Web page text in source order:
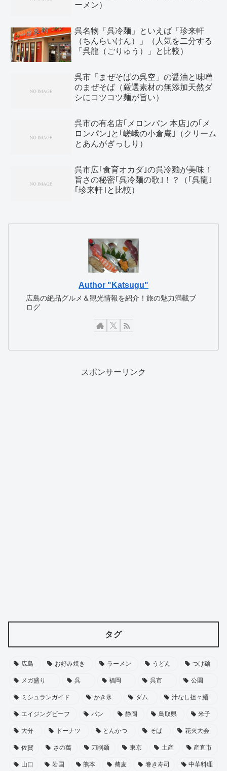
ーメン）
呉名物「呉冷麺」といえば「珍来軒
（ちんらいけん）」（人気を二分する
「呉龍（ごりゅう）」と比較）
呉市「まぜそばの呉空」の醤油と味噌
のまぜそば（厳選素材の無添加天然ダ
シにコツコツ麺が旨い）
呉市の有名店｢メロンパン 本店｣の｢メ
ロンパン｣と｢嵯峨の小倉庵｣（クリーム
とあんがぎっしり）
呉市広｢食育オカダ｣の呉冷麺が美味！
旨さの秘密｢呉冷麺の歌｣！？（｢呉龍｣
｢珍来軒｣と比較）
Author "Katsugu"
広島の絶品グルメ＆観光情報を紹介！旅の魅力満載ブ
ログ
スポンサーリンク
タグ
広島 お好み焼き ラーメン うどん つけ麺
メガ盛り 呉 福岡 呉市 公園
ミシュランガイド かき氷 ダム 汁なし担々麺
エイジングビーフ パン 静岡 鳥取県 米子
大分 ドーナツ とんかつ そば 花火大会
佐賀 さの萬 刀削麺 東京 土産 産直市
山口 岩国 熊本 蕎麦 巻き寿司 中華料理